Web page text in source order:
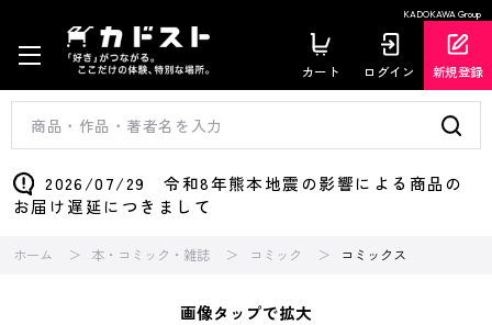
KADOKAWA Group
カート ログイン 新規登録
2026/07/29 令和8年熊本地震の影響による商品の
お届け遅延につきまして
ホーム 本・コミック・雑誌 コミック コミックス
画像タップで拡大